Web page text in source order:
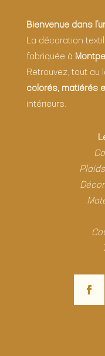
Bienvenue dans
La décoration
fabriquée à
Retrouvez, tout
colorés, matiérés
intérieurs.